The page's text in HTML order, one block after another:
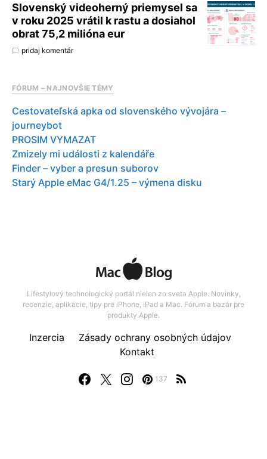
Slovenský videoherný priemysel sa
v roku 2025 vrátil k rastu a dosiahol
obrat 75,2 milióna eur
pridaj komentár
FÓRUM – NAJNOVŠIE TÉMY
Cestovateľská apka od slovenského vývojára –
journeybot
PROSIM VYMAZAT
Zmizely mi události z kalendáře
Finder – vyber a presun suborov
Starý Apple eMac G4/1.25 – výmena disku
Lifestylový technologický portál nielen zo sveta Apple. Novinky,
recenzie, aplikácie, tipy pre iPhone, iPad a Mac. Fórum a bazár pre
produkty Apple.
137
Inzercia
Zásady ochrany osobných údajov
Kontakt